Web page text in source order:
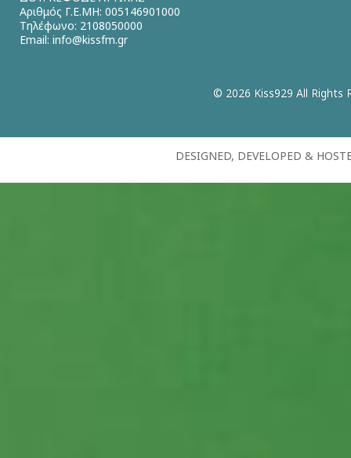
Αριθμός Γ.Ε.ΜΗ: 005146901000
Τηλέφωνο: 2108050000
Email: info@kissfm.gr
© 2026 Kiss929 All Rights
DESIGNED, DEVELOPED &